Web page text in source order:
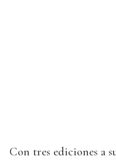
Con tres ediciones a